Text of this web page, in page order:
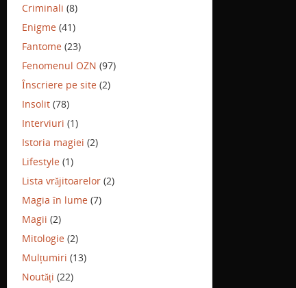
Criminali (8)
Enigme (41)
Fantome (23)
Fenomenul OZN (97)
Înscriere pe site (2)
Insolit (78)
Interviuri (1)
Istoria magiei (2)
Lifestyle (1)
Lista vrăjitoarelor (2)
Magia în lume (7)
Magii (2)
Mitologie (2)
Mulțumiri (13)
Noutăți (22)